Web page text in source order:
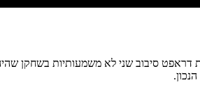
דראפט סיבוב שני לא משמעותיות בשחקן